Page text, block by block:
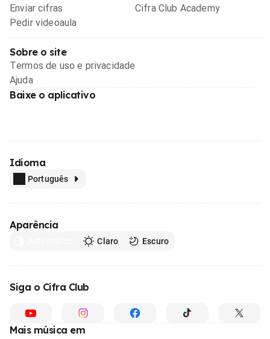
Enviar cifras
Pedir videoaula
Cifra Club Academy
Sobre o site
Termos de uso e privacidade
Ajuda
Baixe o aplicativo
Idioma
Português
Aparência
Claro Escuro
Siga o Cifra Club
Mais música em